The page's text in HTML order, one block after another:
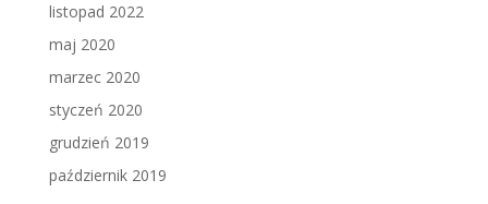
listopad 2022
maj 2020
marzec 2020
styczeń 2020
grudzień 2019
październik 2019